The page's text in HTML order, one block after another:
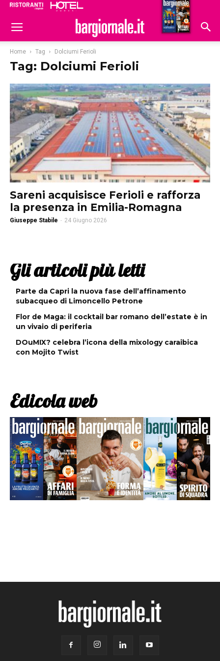
Hoteldomani
Home Tag Dolciumi Ferioli
Tag: Dolciumi Ferioli
Sareni acquisisce Ferioli e rafforza
la presenza in Emilia-Romagna
Giuseppe Stabile - 24 Giugno 2026
Gli articoli più letti
Parte da Capri la nuova fase dell’affinamento
subacqueo di Limoncello Petrone
Flor de Maga: il cocktail bar romano dell’estate è in
un vivaio di periferia
DOuMIX? celebra l’icona della mixology caraibica
con Mojito Twist
Edicola web